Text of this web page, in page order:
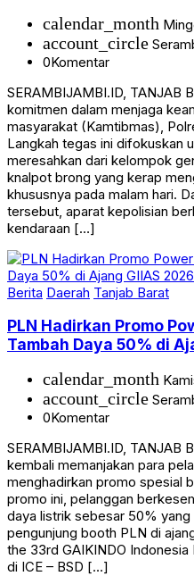
calendar_month
account_circle
0Komentar
SERAMBIJAMBI.ID, TANJAB
komitmen dalam menjaga
masyarakat (Kamtibmas),
Langkah tegas ini difokuskan
meresahkan dari kelompok
knalpot brong yang kerap
khususnya pada malam hari.
tersebut, aparat kepolisian
kendaraan […]
Berita Daerah Tanjab Barat
PLN Hadirkan Promo
Tambah Daya 50% di
calendar_month
account_circle
0Komentar
SERAMBIJAMBI.ID, TANJAB
kembali memanjakan para
menghadirkan promo spesial
promo ini, pelanggan
daya listrik sebesar 50%
pengunjung booth PLN di
the 33rd GAIKINDO
di ICE – BSD […]